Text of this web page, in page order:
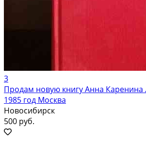
3
Продам новую книгу Анна Каренина
1985 год Москва
Новосибирск
500 руб.